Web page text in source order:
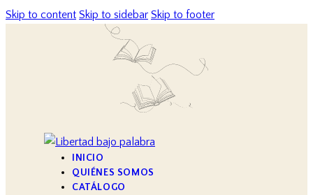
Skip to content Skip to sidebar Skip to footer
INICIO
QUIÉNES SOMOS
CATÁLOGO